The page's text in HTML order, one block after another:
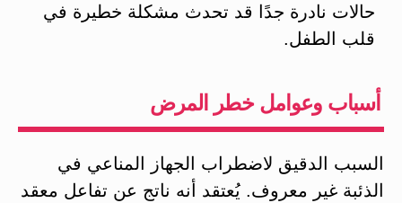
حالات نادرة جدًا قد تحدث مشكلة خطيرة في
قلب الطفل.
أسباب وعوامل خطر المرض
السبب الدقيق لاضطراب الجهاز المناعي في
الذئبة غير معروف. يُعتقد أنه ناتج عن تفاعل معقد